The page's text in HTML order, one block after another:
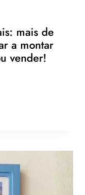
mais de
a montar
vender!